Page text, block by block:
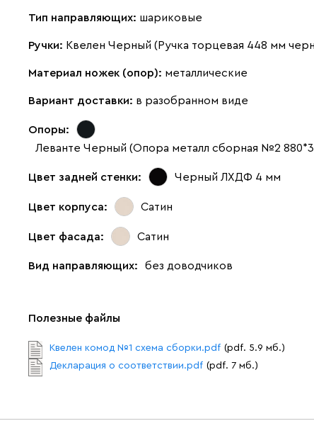
Тип направляющих: шариковые
Ручки: Квелен Черный (Ручка торцевая 448 мм
Материал ножек (опор): металлические
Вариант доставки: в разобранном виде
Опоры:
Леванте Черный (Опора металл сборная №2
Цвет задней стенки: Черный ЛХДФ 4 мм
Цвет корпуса: Сатин
Цвет фасада: Сатин
Вид направляющих: без доводчиков
Полезные файлы
Квелен комод №1 схема сборки.pdf (pdf. 5.9 мб.)
Декларация о соответствии.pdf (pdf. 7 мб.)